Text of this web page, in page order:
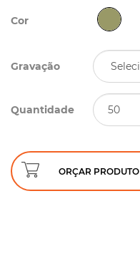
Cor
Gravação
Quantidade
ORÇAR PRODUTO